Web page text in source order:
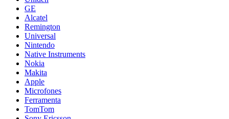
GE
Alcatel
Remington
Universal
Nintendo
Native Instruments
Nokia
Makita
Apple
Microfones
Ferramenta
TomTom